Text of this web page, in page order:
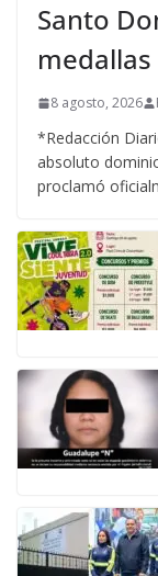
Santo
medallas
8 agosto, 2026
*Redacción
absoluto
proclamó